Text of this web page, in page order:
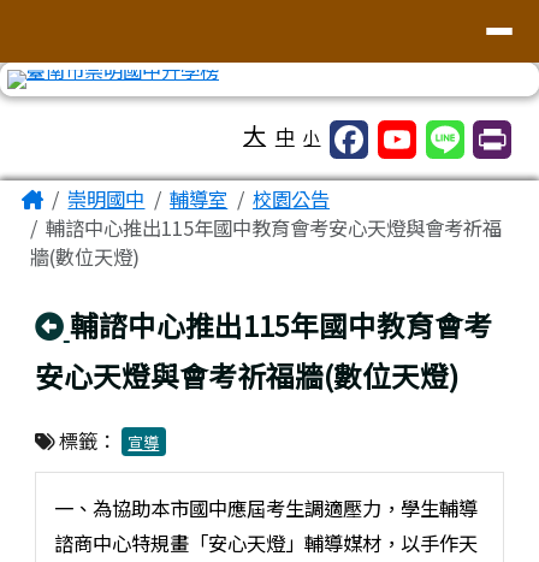
大 中 小
主內容區域
Home崇明國中 輔導室
校園公告
輔諮中心推出115年國中教育會考安心天燈與會考祈福
牆(數位天燈)
回上頁
輔諮中心推出115年國中教育會考
安心天燈與會考祈福牆(數位天燈)
標籤： 宣導
一、為協助本市國中應屆考生調適壓力，學生輔導
諮商中心特規畫「安心天燈」輔導媒材，以手作天
頁尾區域